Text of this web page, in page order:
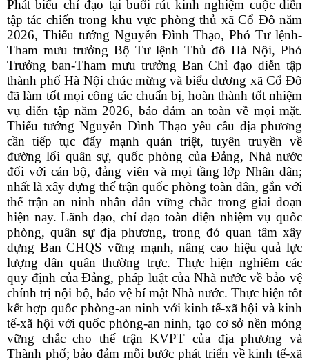
Phát biểu chỉ đạo tại buổi rút kinh nghiệm cuộc diễn
tập tác chiến trong khu vực phòng thủ xã Cổ Đô năm
2026, Thiếu tướng Nguyễn Đình Thạo, Phó Tư lệnh-
Tham mưu trưởng Bộ Tư lệnh Thủ đô Hà Nội, Phó
Trưởng ban-Tham mưu trưởng Ban Chỉ đạo diễn tập
thành phố Hà Nội chúc mừng và biểu dương xã Cổ Đô
đã làm tốt mọi công tác chuẩn bị, hoàn thành tốt nhiệm
vụ diễn tập năm 2026, bảo đảm an toàn về mọi mặt.
Thiếu tướng Nguyễn Đình Thạo yêu cầu địa phương
cần tiếp tục đẩy mạnh quán triệt, tuyên truyền về
đường lối quân sự, quốc phòng của Đảng, Nhà nước
đối với cán bộ, đảng viên và mọi tầng lớp Nhân dân;
nhất là xây dựng thế trận quốc phòng toàn dân, gắn với
thế trận an ninh nhân dân vững chắc trong giai đoạn
hiện nay. Lãnh đạo, chỉ đạo toàn diện nhiệm vụ quốc
phòng, quân sự địa phương, trong đó quan tâm xây
dựng Ban CHQS vững mạnh, nâng cao hiệu quả lực
lượng dân quân thường trực. Thực hiện nghiêm các
quy định của Đảng, pháp luật của Nhà nước về bảo vệ
chính trị nội bộ, bảo vệ bí mật Nhà nước. Thực hiện tốt
kết hợp quốc phòng-an ninh với kinh tế-xã hội và kinh
tế-xã hội với quốc phòng-an ninh, tạo cơ sở nền móng
vững chắc cho thế trận KVPT của địa phương và
Thành phố; bảo đảm mỗi bước phát triển về kinh tế-xã